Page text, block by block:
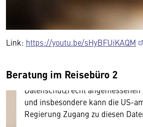
Link: https://youtu.be/sHyBFUiKAQM
Beratung im Reisebüro 2
Hier würden wir Ihnen gerne
Inhalt anzeigen. Dafür
Ihre Zustimmung, da Ihr Browser
personenbezogene technische
Diese Daten unterliegen keinem
Datenschutzrecht angemessenen
und insbesondere kann die US-
Regierung Zugang zu diesen